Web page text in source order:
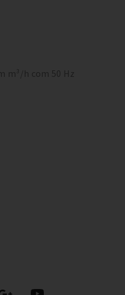
m³/h com 50 Hz